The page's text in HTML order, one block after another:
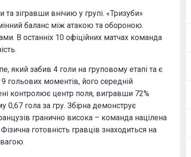
зігравши внічию у групі. «Тризуби»
баланс між атакою та обороною.
В останніх 10 офіційних матчах команда
який забив 4 голи на груповому етапі та є
гольових моментів, його середній
контролює центр поля, вигравши 72%
гола за гру. Збірна демонструє
гранично висока – команда націлена
готовність гравців знаходиться на